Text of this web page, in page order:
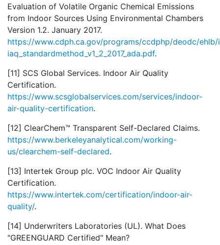
Evaluation of Volatile Organic Chemical Emissions
from Indoor Sources Using Environmental Chambers
Version 1.2. January 2017.
https://www.cdph.ca.gov/programs/ccdphp/deodc/
iaq_standardmethod_v1_2_2017_ada.pdf.
[11] SCS Global Services. Indoor Air Quality
Certification.
https://www.scsglobalservices.com/services/indoor-
air-quality-certification.
[12] ClearChem™ Transparent Self-Declared Claims.
https://www.berkeleyanalytical.com/working-
us/clearchem-self-declared.
[13] Intertek Group plc. VOC Indoor Air Quality
Certification.
https://www.intertek.com/certification/indoor-air-
quality/.
[14] Underwriters Laboratories (UL). What Does
"GREENGUARD Certified" Mean?